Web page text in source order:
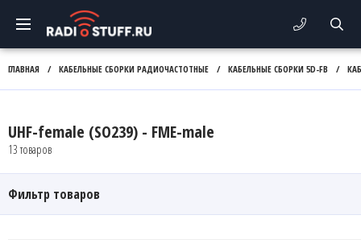
ГЛАВНАЯ / КАБЕЛЬНЫЕ СБОРКИ РАДИОЧАСТОТНЫЕ / КАБЕЛЬНЫЕ СБОРКИ 5D-FB /
UHF-female (SO239) - FME-male
13 товаров
Фильтр товаров